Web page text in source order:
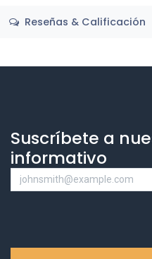
Reseñas & Calificación
Suscríbete a
informativo